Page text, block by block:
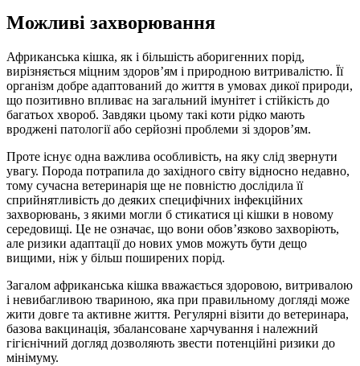
Можливі захворювання
Африканська кішка, як і більшість аборигенних порід,
вирізняється міцним здоров’ям і природною витривалістю. Її
організм добре адаптований до життя в умовах дикої природи,
що позитивно впливає на загальний імунітет і стійкість до
багатьох хвороб. Завдяки цьому такі коти рідко мають
вроджені патології або серйозні проблеми зі здоров’ям.
Проте існує одна важлива особливість, на яку слід звернути
увагу. Порода потрапила до західного світу відносно недавно,
тому сучасна ветеринарія ще не повністю дослідила її
сприйнятливість до деяких специфічних інфекційних
захворювань, з якими могли б стикатися ці кішки в новому
середовищі. Це не означає, що вони обов’язково захворіють,
але ризики адаптації до нових умов можуть бути дещо
вищими, ніж у більш поширених порід.
Загалом африканська кішка вважається здоровою, витривалою
і невибагливою твариною, яка при правильному догляді може
жити довге та активне життя. Регулярні візити до ветеринара,
базова вакцинація, збалансоване харчування і належний
гігієнічний догляд дозволяють звести потенційні ризики до
мінімуму.